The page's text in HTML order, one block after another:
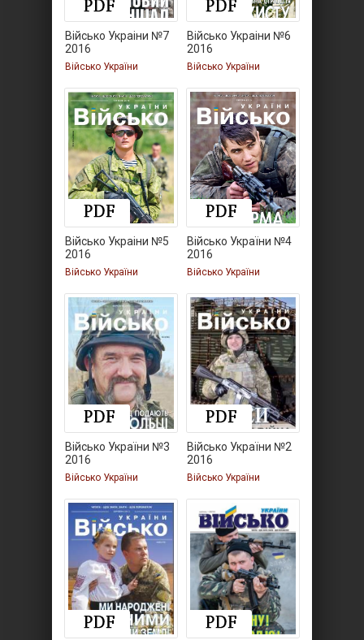
Військо Украiни №7
2016
Військо України
Військо Украiни №6
2016
Військо України
Військо Украiни №5
2016
Військо України
Військо України №4
2016
Військо України
Військо України №3
2016
Військо України
Військо України №2
2016
Військо України